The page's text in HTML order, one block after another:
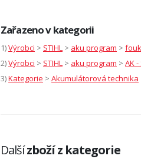
Zařazeno v kategorii
1)Výrobci > STIHL > aku program >
2)Výrobci > STIHL > aku program > AK
3)Kategorie > Akumulátorová technika
Dalšízboží z kategorie